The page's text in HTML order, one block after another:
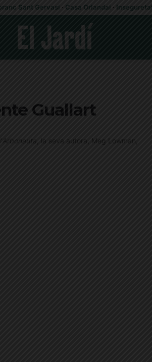
Sant Gervasi · Casa Orlandai · Inseguretat
Guallart
Arbonauta , la seva autora, Meg Lowman,